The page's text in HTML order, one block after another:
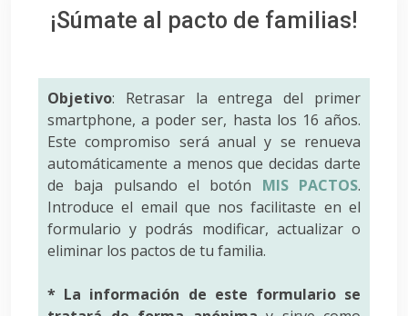
¡Súmate al pacto de familias!
Objetivo: Retrasar la entrega del primer
smartphone, a poder ser, hasta los 16 años.
Este compromiso será anual y se renueva
automáticamente a menos que decidas darte
de baja pulsando el botón MIS PACTOS.
Introduce el email que nos facilitaste en el
formulario y podrás modificar, actualizar o
eliminar los pactos de tu familia.
* La información de este formulario se